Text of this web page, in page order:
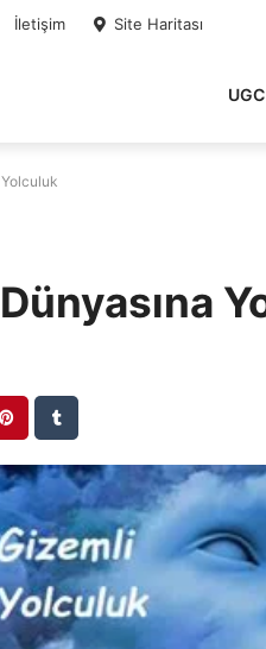
İletişim Site Haritası